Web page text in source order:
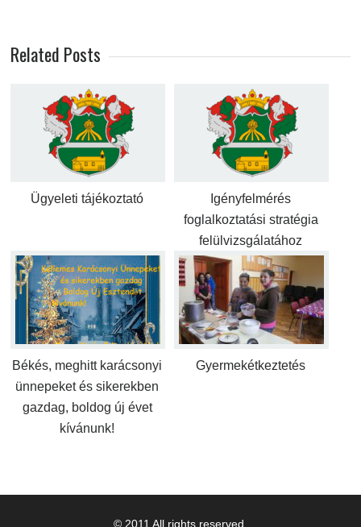
Related Posts
Ügyeleti tájékoztató
Igényfelmérés
foglalkoztatási stratégia
felülvizsgálatához
Békés, meghitt karácsonyi
ünnepeket és sikerekben
gazdag, boldog új évet
kívánunk!
Gyermekétkeztetés
© 2011 All rights reserved.